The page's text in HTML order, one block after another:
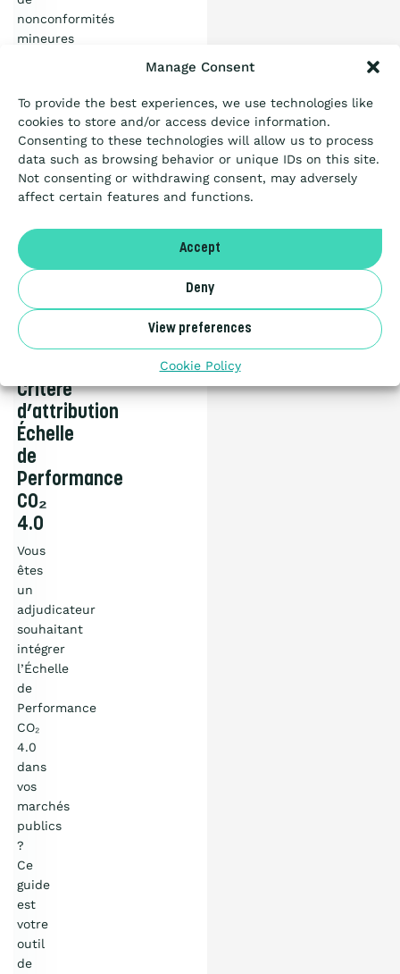
Manage Consent
To provide the best experiences, we use technologies like
cookies to store and/or access device information.
Consenting to these technologies will allow us to process
data such as browsing behavior or unique IDs on this site.
Not consenting or withdrawing consent, may adversely
affect certain features and functions.
Accept
Deny
View preferences
Cookie Policy
nonconformités
mineures
MB
Ressources
Guide
belge
pour
les
Marchés
Publics
Critère
d’attribution
Échelle
de
Performance
CO₂
4.0
Vous
êtes
un
adjudicateur
souhaitant
intégrer
l’Échelle
de
Performance
CO₂
4.0
dans
vos
marchés
publics
?
Ce
guide
est
votre
outil
de
Certification
Passation de marché
Articles
A propos
NL
Benor